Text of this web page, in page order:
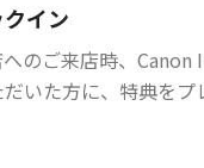
イン
のご来店時、Canon
いた方に、特典をプ